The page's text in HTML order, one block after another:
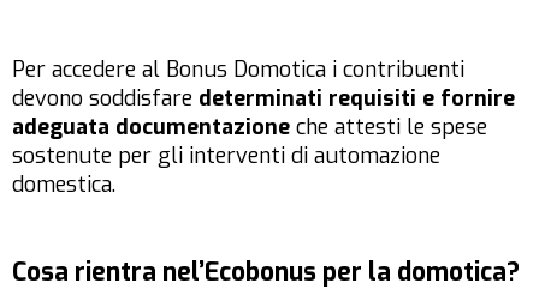
Per accedere al Bonus Domotica i contribuenti
devono soddisfare determinati requisiti e fornire
adeguata documentazione che attesti le spese
sostenute per gli interventi di automazione
domestica.
Cosa rientra nel’Ecobonus per la domotica?